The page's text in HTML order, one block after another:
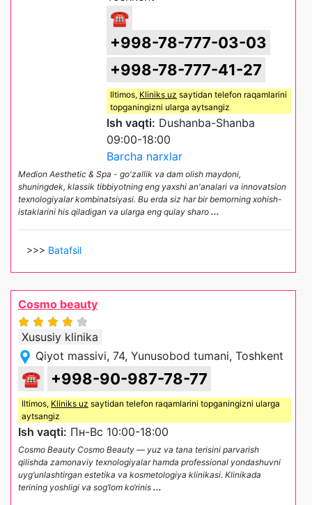
☎
+998-78-777-03-03
+998-78-777-41-27
Iltimos, Kliniks uz saytidan telefon raqamlarini
topganingizni ularga aytsangiz
Ish vaqti: Dushanba-Shanba
09:00-18:00
Barcha narxlar
Medion Aesthetic & Spa - go'zallik va dam olish maydoni,
shuningdek, klassik tibbiyotning eng yaxshi an'analari va innovatsion
texnologiyalar kombinatsiyasi. Bu erda siz har bir bemorning xohish-
istaklarini his qiladigan va ularga eng qulay sharo ...
>>> Batafsil
Cosmo beauty
Xususiy klinika
Qiyot massivi, 74, Yunusobod tumani, Toshkent
☎ +998-90-987-78-77
Iltimos, Kliniks uz saytidan telefon raqamlarini topganingizni ularga
aytsangiz
Ish vaqti: Пн-Вс 10:00-18:00
Cosmo Beauty Cosmo Beauty — yuz va tana terisini parvarish
qilishda zamonaviy texnologiyalar hamda professional yondashuvni
uyg‘unlashtirgan estetika va kosmetologiya klinikasi. Klinikada
terining yoshligi va sog‘lom ko‘rinis ...